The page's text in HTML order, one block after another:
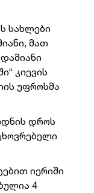
სახლები
მათ
კიევის
უფროსმა
დროს
იერიში
4